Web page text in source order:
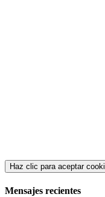
Haz clic para aceptar
Mensajes recientes